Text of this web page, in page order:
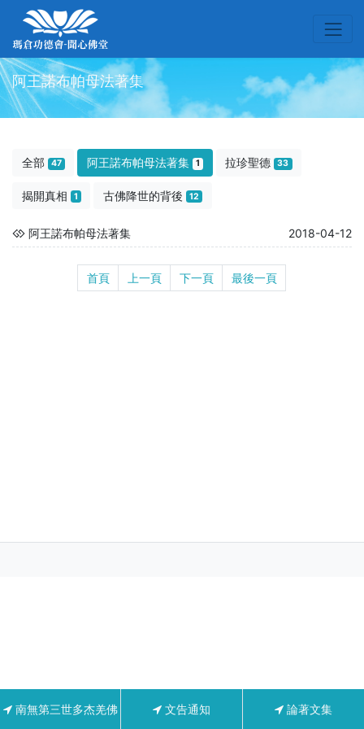
阿王諾布帕母法著集
全部 47 阿王諾布帕母法著集 1 拉珍聖德 33
揭開真相 1 古佛降世的背後 12
阿王諾布帕母法著集 2018-04-12
首頁 上一頁 下一頁 最後一頁
南無第三世多杰羌佛 文告通知 論著文集